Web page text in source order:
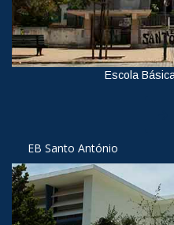
Escola
EB Santo António